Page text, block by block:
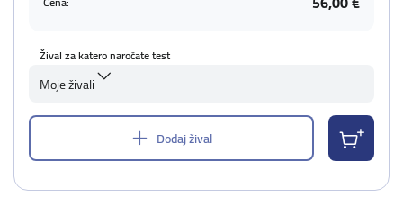
Žival za katero naročate test
Moje živali
Dodaj žival